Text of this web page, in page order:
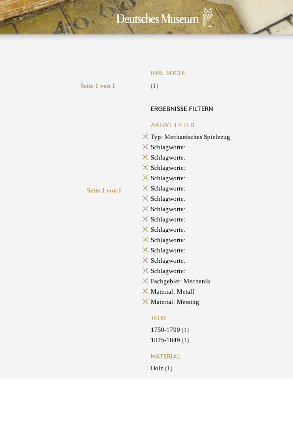
Seite 1 von 1
Seite 1 von 1
IHRE SUCHE
(1)
ERGEBNISSE FILTERN
AKTIVE FILTER
Typ: Mechanisches Spielzeug
Schlagworte:
Schlagworte:
Schlagworte:
Schlagworte:
Schlagworte:
Schlagworte:
Schlagworte:
Schlagworte:
Schlagworte:
Schlagworte:
Schlagworte:
Schlagworte:
Schlagworte:
Fachgebiet: Mechanik
Material: Metall
Material: Messing
JAHR
1750-1799 (1)
1825-1849 (1)
MATERIAL
Holz (1)